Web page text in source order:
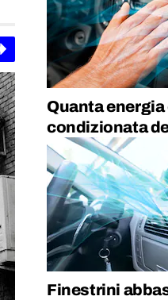
Quanta energia
condizionata
Finestrini